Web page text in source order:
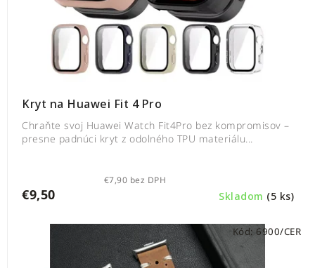
Kryt na Huawei Fit 4 Pro
Skladom (5 ks)
€7,90 bez DPH
€9,50
Chraňte svoj Huawei Watch Fit4Pro bez kompromisov –
presne padnúci kryt z odolného TPU materiálu...
Kód: 6900/CER